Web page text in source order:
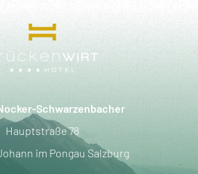
Schwarzenbacher
Hauptstraße 78
im Pongau Salzburg